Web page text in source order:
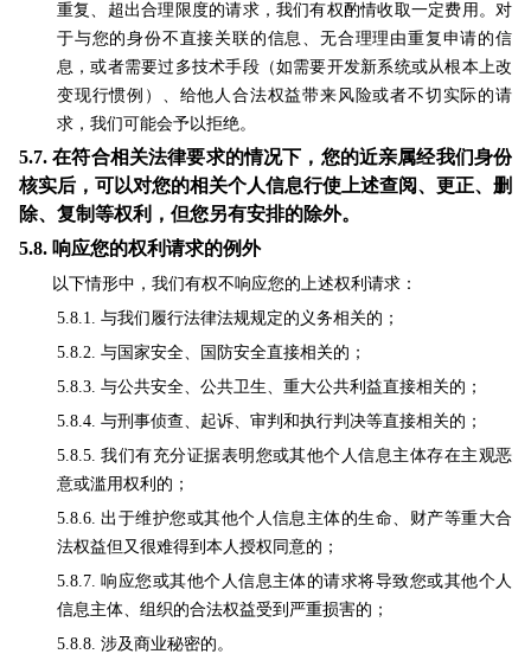
重复、超出合理限度的请求，我们有权酌情收取一定费用。对
于与您的身份不直接关联的信息、无合理理由重复申请的信
息，或者需要过多技术手段（如需要开发新系统或从根本上改
变现行惯例）、给他人合法权益带来风险或者不切实际的请
求，我们可能会予以拒绝。
5.7.在符合相关法律要求的情况下，您的近亲属经我们身份
核实后，可以对您的相关个人信息行使上述查阅、更正、删
除、复制等权利，但您另有安排的除外。
5.8. 响应您的权利请求的例外
以下情形中，我们有权不响应您的上述权利请求：
5.8.1. 与我们履行法律法规规定的义务相关的；
5.8.2. 与国家安全、国防安全直接相关的；
5.8.3. 与公共安全、公共卫生、重大公共利益直接相关的；
5.8.4. 与刑事侦查、起诉、审判和执行判决等直接相关的；
5.8.5. 我们有充分证据表明您或其他个人信息主体存在主观恶
意或滥用权利的；
5.8.6. 出于维护您或其他个人信息主体的生命、财产等重大合
法权益但又很难得到本人授权同意的；
5.8.7. 响应您或其他个人信息主体的请求将导致您或其他个人
信息主体、组织的合法权益受到严重损害的；
5.8.8. 涉及商业秘密的。